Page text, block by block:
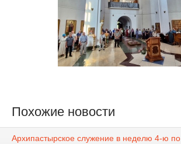
Похожие новости
Архипастырское служение в неделю 4-ю по